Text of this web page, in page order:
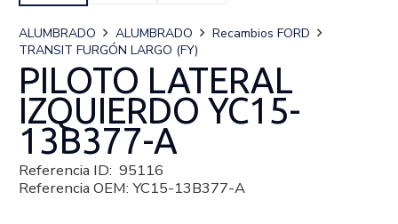
ALUMBRADO ALUMBRADO
Recambios FORD
TRANSIT FURGÓN LARGO (FY)
PILOTO LATERAL
IZQUIERDO YC15-
13B377-A
Referencia ID: 95116
Referencia OEM: YC15-13B377-A